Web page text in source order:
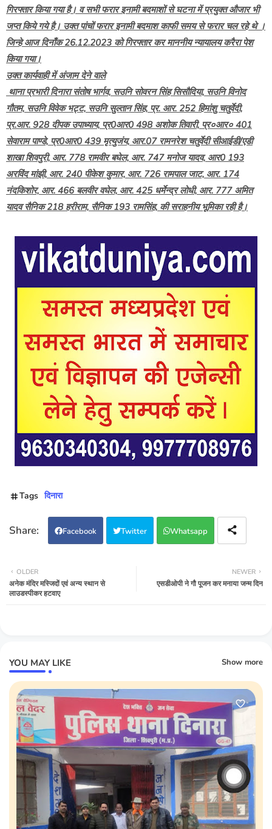
गिरफ्तार किया गया है। व सभी फरार इनामी बदमाशों से घटना में प्रयुक्त औजार भी
जप्त किये गये है। उक्त पांचों फरार इनामी बदमाश काफी समय से फरार चल रहे थे ।
जिन्हे आज दिनाँक 26.12.2023 को गिरफ्तार कर माननीय न्यायालय करैरा पेश
किया गया।
उक्त कार्यवाही में अंजाम देने वाले
थाना प्रभारी दिनारा संतोष भार्गव, सउनि सोवरन सिंह सिसौदिया, सउनि विनोद
गौतम, सउनि विवेक भट्ट, सउनि सुल्तान सिंह, प्र. आर. 252 हिमांशु चतुर्वेदी,
प्र.आर. 928 दीपक उपाध्याय, प्र0आर0 498 अशोक तिवारी, प्र०आर० 401
सेवाराम पाण्डे, प्र0आर0 439 मृत्युजंय, आर.07 रामनरेश चतुर्वेदी सीआईडी/एडी
शाखा शिवपुरी, आर. 778 रामवीर बघेल, आर. 747 मनोज यादव, आर0 193
अरविंद मांझी, आर. 240 पीकेश कुमार, आर. 726 रामपाल जाट, आर. 174
नंदकिशोर, आर. 466 बलवीर वघेल, आर. 425 धर्मेन्द्र लोधी, आर. 777 अमित
यादव सैनिक 218 हरीराम, सैनिक 193 रामसिंह, की सराहनीय भूमिका रही है।
Tags दिनारा
Facebook Twitter Whatsapp
NEWER
एसडीओपी ने गौ पूजन कर मनाया जन्म दिन
OLDER
अनेक मंदिर मस्जिदों एवं अन्य स्थान से
लाउडस्पीकर हटवाए
YOU MAY LIKE Show more